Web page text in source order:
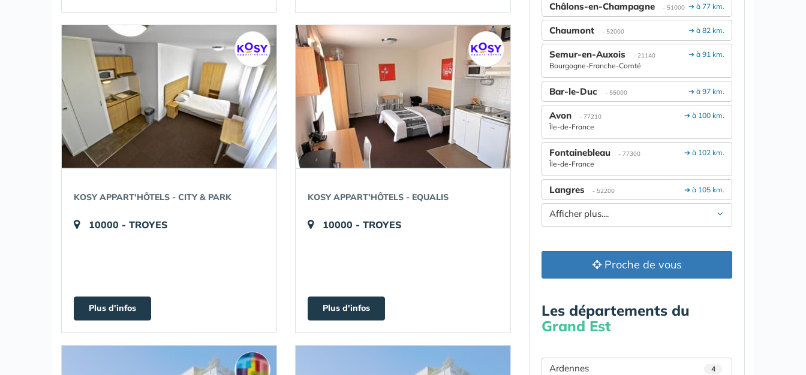
KOSY APPART'HÔTELS - CITY & PARK
10000 - TROYES
Plus d'infos
KOSY APPART'HÔTELS - EQUALIS
10000 - TROYES
Plus d'infos
➔ à 77 km.
Châlons-en-Champagne - 51000
➔ à 82 km.
Chaumont - 52000
➔ à 91 km.
Semur-en-Auxois - 21140
Bourgogne-Franche-Comté
➔ à 97 km.
Bar-le-Duc - 55000
➔ à 100 km.
Avon - 77210
Île-de-France
➔ à 102 km.
Fontainebleau - 77300
Île-de-France
➔ à 105 km.
Langres - 52200
Afficher plus....
Proche de vous
Les départements du
Grand Est
Ardennes 4